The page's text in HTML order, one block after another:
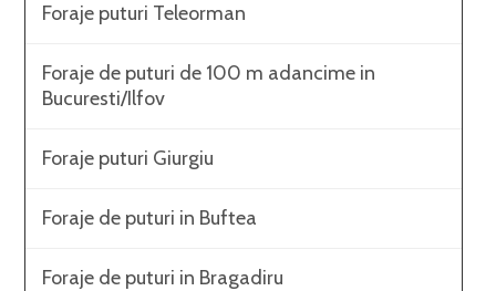
Foraje puturi Teleorman
Foraje de puturi de 100 m adancime in
Bucuresti/Ilfov
Foraje puturi Giurgiu
Foraje de puturi in Buftea
Foraje de puturi in Bragadiru